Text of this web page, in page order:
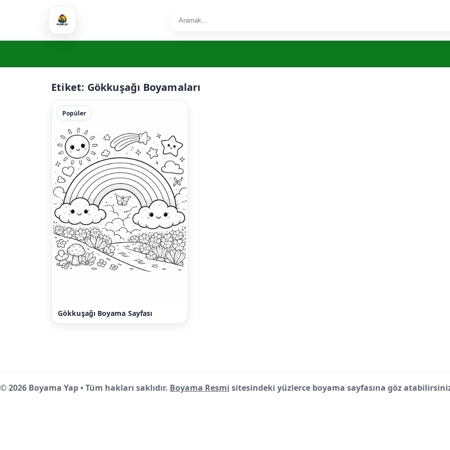
Etiket: Gökkuşağı Boyamaları
Popüler
Gökkuşağı Boyama Sayfası
© 2026 Boyama Yap • Tüm hakları saklıdır. Boyama Resmi sitesindeki yüzlerce boyama sayfasına göz